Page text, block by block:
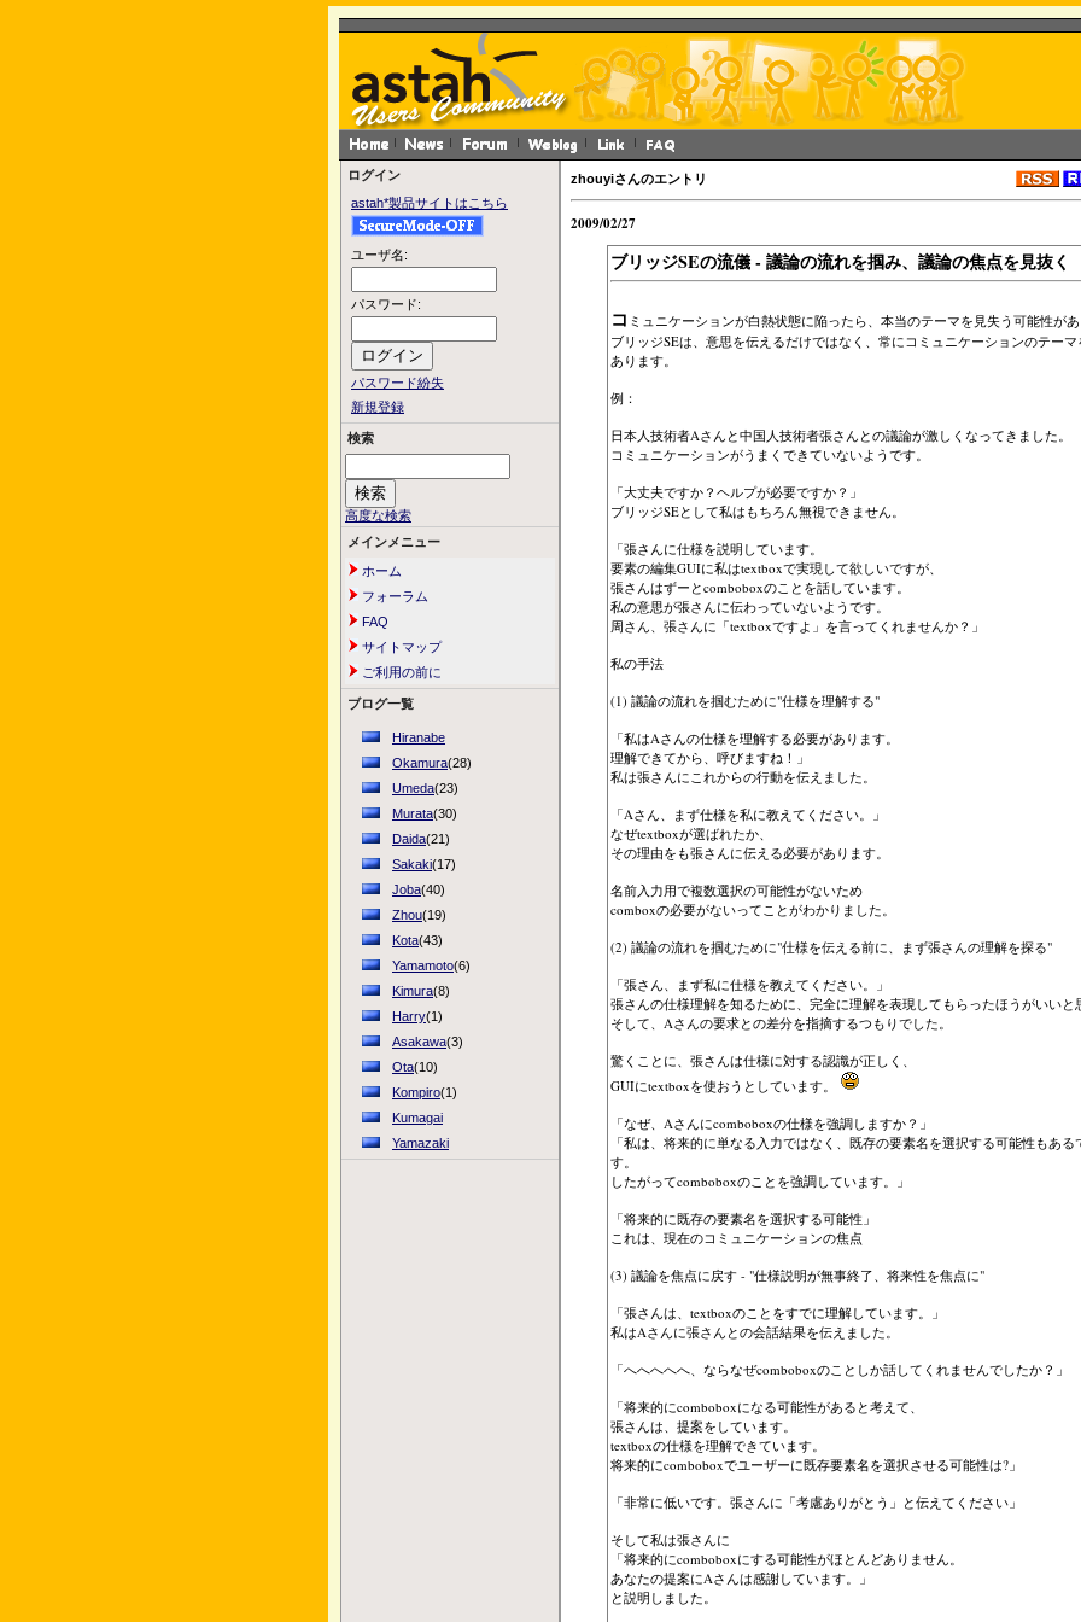
ログイン
astah*製品サイトはこちら
ユーザ名:
パスワード:
パスワード紛失
新規登録
検索
高度な検索
メインメニュー
ホーム
フォーラム
FAQ
サイトマップ
ご利用の前に
ブログ一覧
Hiranabe
Okamura(28)
Umeda(23)
Murata(30)
Daida(21)
Sakaki(17)
Joba(40)
Zhou(19)
Kota(43)
Yamamoto(6)
Kimura(8)
Harry(1)
Asakawa(3)
Ota(10)
Kompiro(1)
Kumagai
Yamazaki
zhouyiさんのエントリ
2009/02/27
ブリッジSEの流儀 - 議論の流れを掴み、議論の焦点を見抜く
コ ミュニケーションが白熱状態に陥ったら、本当のテーマを見失う可能性があ
ブリッジSEは、意思を伝えるだけではなく、常にコミュニケーションのテー
あります。
例：
日本人技術者Aさんと中国人技術者張さんとの議論が激しくなってきました。
コミュニケーションがうまくできていないようです。
「大丈夫ですか？ヘルプが必要ですか？」
ブリッジSEとして私はもちろん無視できません。
「張さんに仕様を説明しています。
要素の編集GUIに私はtextboxで実現して欲しいですが、
張さんはずーとcomboboxのことを話しています。
私の意思が張さんに伝わっていないようです。
周さん、張さんに「textboxですよ」を言ってくれませんか？」
私の手法
(1) 議論の流れを掴むために"仕様を理解する"
「私はAさんの仕様を理解する必要があります。
理解できてから、呼びますね！」
私は張さんにこれからの行動を伝えました。
「Aさん、まず仕様を私に教えてください。」
なぜtextboxが選ばれたか、
その理由をも張さんに伝える必要があります。
名前入力用で複数選択の可能性がないため
comboxの必要がないってことがわかりました。
(2) 議論の流れを掴むために"仕様を伝える前に、まず張さんの理解を探る"
「張さん、まず私に仕様を教えてください。」
張さんの仕様理解を知るために、完全に理解を表現してもらったほうがいいと
そして、Aさんの要求との差分を指摘するつもりでした。
驚くことに、張さんは仕様に対する認識が正しく、
GUIにtextboxを使おうとしています。
「なぜ、Aさんにcomboboxの仕様を強調しますか？」
「私は、将来的に単なる入力ではなく、既存の要素名を選択する可能性もあ
す。
したがってcomboboxのことを強調しています。」
「将来的に既存の要素名を選択する可能性」
これは、現在のコミュニケーションの焦点
(3) 議論を焦点に戻す - "仕様説明が無事終了、将来性を焦点に"
「張さんは、textboxのことをすでに理解しています。」
私はAさんに張さんとの会話結果を伝えました。
「へへへへへ、ならなぜcomboboxのことしか話してくれませんでしたか？」
「将来的にcomboboxになる可能性があると考えて、
張さんは、提案をしています。
textboxの仕様を理解できています。
将来的にcomboboxでユーザーに既存要素名を選択させる可能性は?」
「非常に低いです。張さんに「考慮ありがとう」と伝えてください」
そして私は張さんに
「将来的にcomboboxにする可能性がほとんどありません。
あなたの提案にAさんは感謝しています。」
と説明しました。